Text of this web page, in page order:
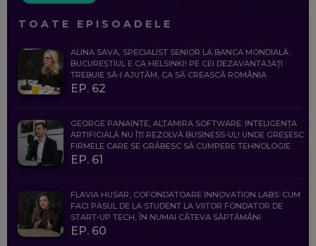
TOATE EPISOADELE
ALINA SAVA, SPECIALIST SENIOR LA BANCA MONDIALĂ:
BUCUREȘTIUL E CA HELSINKI! PE CEI DEZAVANTAJAȚI
TREBUIE SĂ-I AJUTĂM, CA SĂ CREASCĂ ROMÂNIA
EP. 62
GEORGE PANAINTE, ALTAMIRA SOFTWARE: INTELIGENȚA
ARTIFICIALĂ NU ÎȚI REZOLVĂ BUSINESS-UL! UNDE GREȘESC
FIRMELE CARE SE GRĂBESC SĂ CUMPERE TEHNOLOGIE
EP. 61
FLAVIA HUSAR, COFONDATOARE INNOVATION LABS: CUM
FACI PASUL DE LA STUDENT LA VIITOR FONDATOR DE
START-UP TECH, ÎN NUMAI CÂTEVA SĂPTĂMÂNI
EP. 60